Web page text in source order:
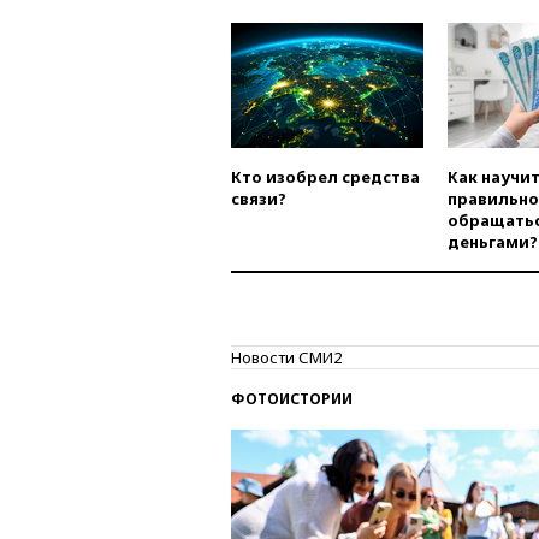
Кто изобрел средства
связи?
Как
правильно
деньгами?
Новости СМИ2
ФОТОИСТОРИИ